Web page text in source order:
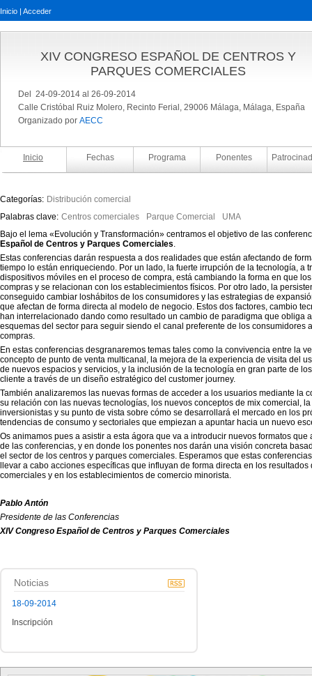
Inicio | Acceder
XIV CONGRESO ESPAÑOL DE CENTROS Y
PARQUES COMERCIALES
Del 24-09-2014 al 26-09-2014
Calle Cristóbal Ruiz Molero, Recinto Ferial, 29006 Málaga, Málaga, España
Organizado por AECC
Inicio Fechas Programa Ponentes
Categorías: Distribución comercial
Palabras clave: Centros comerciales Parque Comercial
UMA
Bajo el lema «Evolución y Transformación» centramos el objetivo de las
Español de Centros y Parques Comerciales.
Estas conferencias darán respuesta a dos realidades que están afectando de
tiempo lo están enriqueciendo. Por un lado, la fuerte irrupción de la tecnología, a
dispositivos móviles en el proceso de compra, está cambiando la forma en que
compras y se relacionan con los establecimientos físicos. Por otro lado, la
conseguido cambiar loshábitos de los consumidores y las estrategias de
que afectan de forma directa al modelo de negocio. Estos dos factores, cambio
han interrelacionado dando como resultado un cambio de paradigma que obliga
esquemas del sector para seguir siendo el canal preferente de los consumidores
compras.
En estas conferencias desgranaremos temas tales como la convivencia entre la
concepto de punto de venta multicanal, la mejora de la experiencia de visita del
de nuevos espacios y servicios, y la inclusión de la tecnología en gran parte de
cliente a través de un diseño estratégico del customer journey.
También analizaremos las nuevas formas de acceder a los usuarios mediante la
su relación con las nuevas tecnologías, los nuevos conceptos de mix comercial,
inversionistas y su punto de vista sobre cómo se desarrollará el mercado en los
tendencias de consumo y sectoriales que empiezan a apuntar hacia un nuevo
Os animamos pues a asistir a esta ágora que va a introducir nuevos formatos
de las conferencias, y en donde los ponentes nos darán una visión concreta
el sector de los centros y parques comerciales. Esperamos que estas
llevar a cabo acciones específicas que influyan de forma directa en los
comerciales y en los establecimientos de comercio minorista.
Pablo Antón
Presidente de las Conferencias
XIV Congreso Español de Centros y Parques Comerciales
Noticias
18-09-2014
Inscripción